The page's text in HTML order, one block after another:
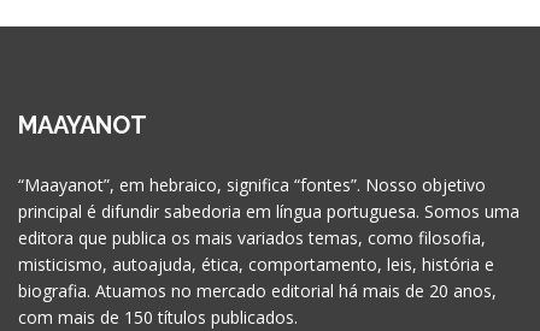
MAAYANOT
“Maayanot”, em hebraico, significa “fontes”. Nosso objetivo
principal é difundir sabedoria em língua portuguesa. Somos uma
editora que publica os mais variados temas, como filosofia,
misticismo, autoajuda, ética, comportamento, leis, história e
biografia. Atuamos no mercado editorial há mais de 20 anos,
com mais de 150 títulos publicados.